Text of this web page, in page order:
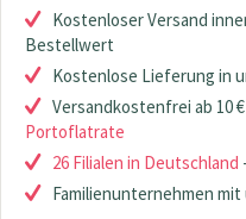
Kostenloser Versand
Bestellwert
Kostenlose Lieferung in
Versandkostenfrei ab 10
Portoflatrate
26 Filialen in Deutschland
Familienunternehmen